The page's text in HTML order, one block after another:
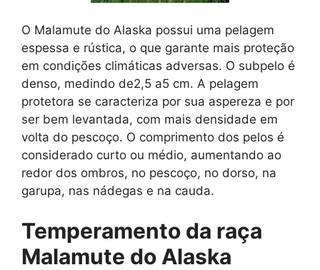
O Malamute do Alaska possui uma pelagem
espessa e rústica, o que garante mais proteção
em condições climáticas adversas. O subpelo é
denso, medindo de2,5 a5 cm. A pelagem
protetora se caracteriza por sua aspereza e por
ser bem levantada, com mais densidade em
volta do pescoço. O comprimento dos pelos é
considerado curto ou médio, aumentando ao
redor dos ombros, no pescoço, no dorso, na
garupa, nas nádegas e na cauda.
Temperamento da raça
Malamute do Alaska